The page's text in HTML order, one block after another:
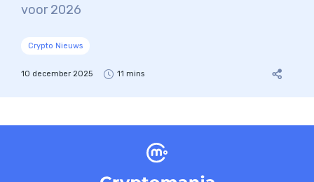
voor 2026
Crypto Nieuws
10 december 2025 11 mins